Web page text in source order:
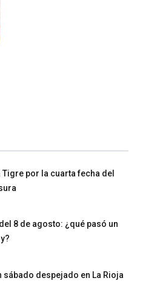
Tigre por la cuarta fecha del
8 de agosto: ¿qué pasó un
sábado despejado en La Rioja